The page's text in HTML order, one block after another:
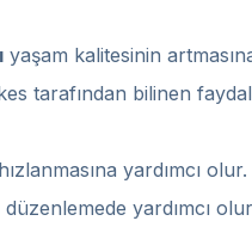
yaşam kalitesinin
tarafından bilinen
yardımcı olur.
yardımcı